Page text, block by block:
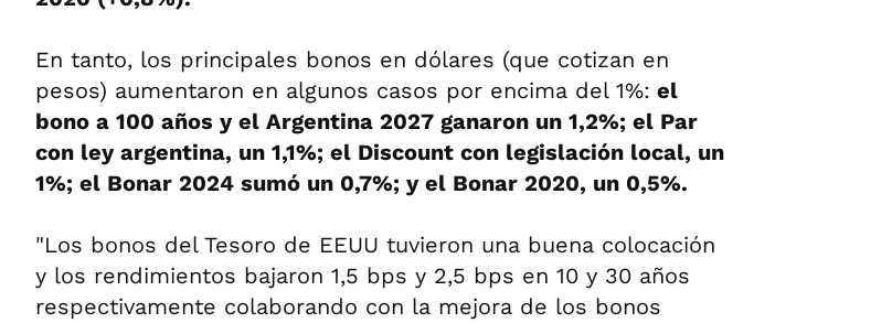
En tanto, los principales bonos en dólares (que cotizan en
pesos) aumentaron en algunos casos por encima del 1%: el
bono a 100 años y el Argentina 2027 ganaron un 1,2%; el Par
con ley argentina, un 1,1%; el Discount con legislación local, un
1%; el Bonar 2024 sumó un 0,7%; y el Bonar 2020, un 0,5%.
"Los bonos del Tesoro de EEUU tuvieron una buena colocación
y los rendimientos bajaron 1,5 bps y 2,5 bps en 10 y 30 años
respectivamente colaborando con la mejora de los bonos